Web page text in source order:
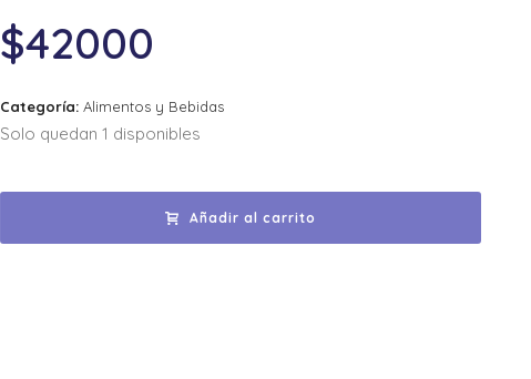
$42000
Categoría: Alimentos y Bebidas
Solo quedan 1 disponibles
Añadir al carrito